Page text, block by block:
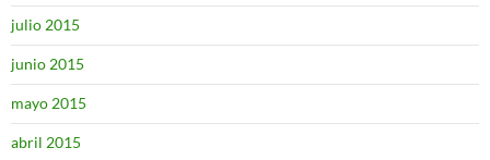
julio 2015
junio 2015
mayo 2015
abril 2015